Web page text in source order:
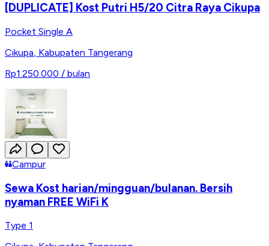
[DUPLICATE] Kost Putri H5/20 Citra Raya Cikupa
Pocket Single A
Cikupa, Kabupaten Tangerang
Rp1.250.000 / bulan
Campur
Sewa Kost harian/mingguan/bulanan. Bersih
nyaman FREE WiFi K
Type 1